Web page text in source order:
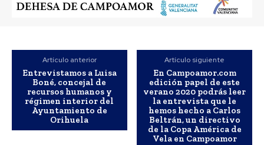
Artículo anterior
Entrevistamos a Luisa
Boné, concejal de
recursos humanos y
régimen interior del
Ayuntamiento de
Orihuela
Artículo siguiente
En Campoamor.com
edición papel de este
verano 2020 podrás leer
la entrevista que le
hemos hecho a Carlos
Beltrán, un directivo
de la Copa América de
Vela en Campoamor